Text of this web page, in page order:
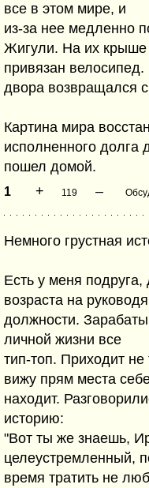
все в этом мире, и
из-за нее медленно
Жигули. На их крыше
привязан
двора возвращался
Картина мира
исполненного долга
пошел домой.
1 + 119 –
Немного грустная
Есть у меня подруга,
возраста на
должности.
личной жизни все
тип-топ. Приходит не
вижу прям места
находит.
историю:
"Вот ты же знаешь,
целеустремленный,
время тратить не